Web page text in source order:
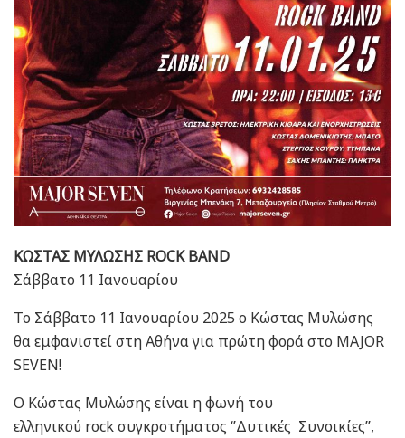
ΚΩΣΤΑΣ ΜΥΛΩΣΗΣ ROCK BAND
Σάββατο 11 Ιανουαρίου
Το Σάββατο 11 Ιανουαρίου 2025 ο Κώστας Μυλώσης
θα εμφανιστεί στη Αθήνα για πρώτη φορά στο MAJOR
SEVEN!
Ο Κώστας Μυλώσης είναι η φωνή του
ελληνικού rock συγκροτήματος ‘’Δυτικές Συνοικίες’’,